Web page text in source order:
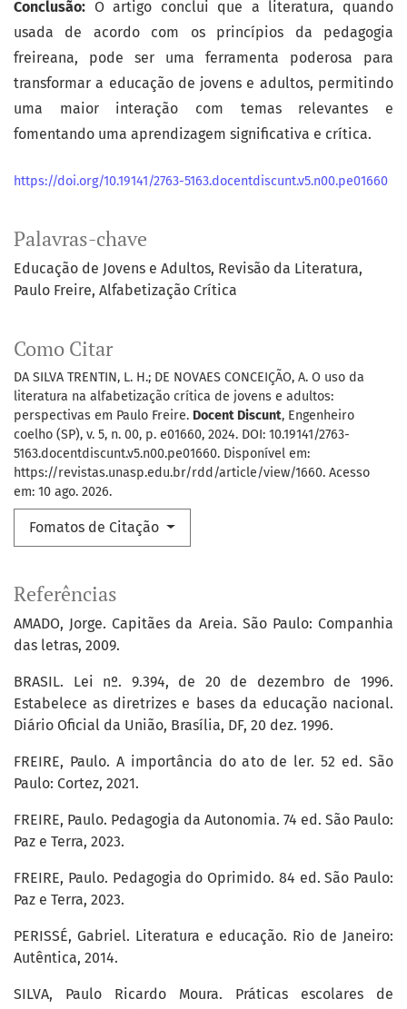
Palavras-chave
Educação de Jovens e Adultos Revisão da Literatura
Paulo Freire Alfabetização Crítica
Como Citar
DA SILVA TRENTIN, L. H.; DE NOVAES CONCEIÇÃO, A. O uso da
literatura na alfabetização crítica de jovens e adultos:
perspectivas em Paulo Freire. Docent Discunt, Engenheiro
coelho (SP), v. 5, n. 00, p. e01660, 2024. DOI: 10.19141/2763-
5163.docentdiscunt.v5.n00.pe01660. Disponível em:
https://revistas.unasp.edu.br/rdd/article/view/1660. Acesso
em: 10 ago. 2026.
Fomatos de Citação
Conclusão: O artigo conclui que a literatura, quando
usada de acordo com os princípios da pedagogia
freireana, pode ser uma ferramenta poderosa para
transformar a educação de jovens e adultos, permitindo
uma maior interação com temas relevantes e
fomentando uma aprendizagem significativa e crítica.
https://doi.org/10.19141/2763-5163.docentdiscunt.v5.n00.pe01660
Referências
AMADO, Jorge. Capitães da Areia. São Paulo: Companhia
das letras, 2009.
BRASIL. Lei nº. 9.394, de 20 de dezembro de 1996.
Estabelece as diretrizes e bases da educação nacional.
Diário Oficial da União, Brasília, DF, 20 dez. 1996.
FREIRE, Paulo. A importância do ato de ler. 52 ed. São
Paulo: Cortez, 2021.
FREIRE, Paulo. Pedagogia da Autonomia. 74 ed. São Paulo:
Paz e Terra, 2023.
FREIRE, Paulo. Pedagogia do Oprimido. 84 ed. São Paulo:
Paz e Terra, 2023.
PERISSÉ, Gabriel. Literatura e educação. Rio de Janeiro:
Autêntica, 2014.
SILVA, Paulo Ricardo Moura. Práticas escolares de